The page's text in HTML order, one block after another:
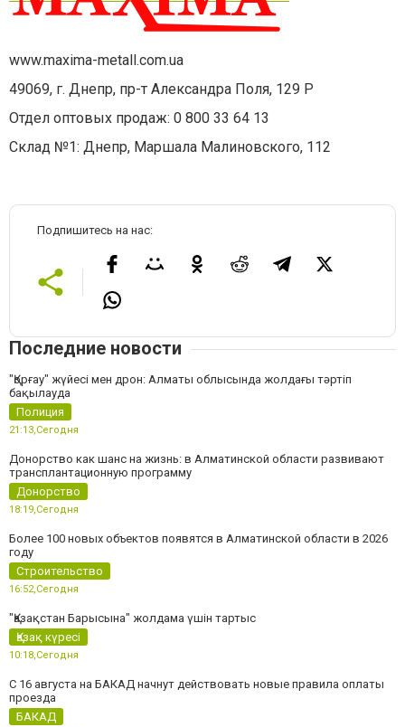
www.maxima-metall.com.ua
49069, г. Днепр, пр-т Александра Поля, 129 Р
Отдел оптовых продаж: 0 800 33 64 13
Склад №1: Днепр, Маршала Малиновского, 112
Подпишитесь на нас:
Последние новости
"Қорғау" жүйесі мен дрон: Алматы облысында жолдағы тәртіп
бақылауда
Полиция
21:13, Сегодня
Донорство как шанс на жизнь: в Алматинской области развивают
трансплантационную программу
Донорство
18:19, Сегодня
Более 100 новых объектов появятся в Алматинской области в 2026
году
Строительство
16:52, Сегодня
"Қазақстан Барысына" жолдама үшін тартыс
Қазақ күресі
10:18, Сегодня
С 16 августа на БАКАД начнут действовать новые правила оплаты
проезда
БАКАД